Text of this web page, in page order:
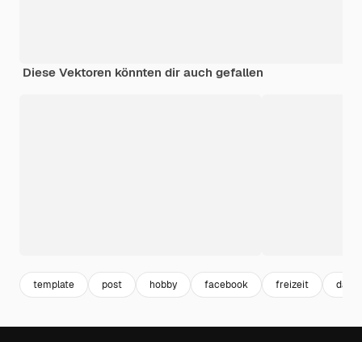
Diese Vektoren könnten dir auch gefallen
template post hobby facebook freizeit